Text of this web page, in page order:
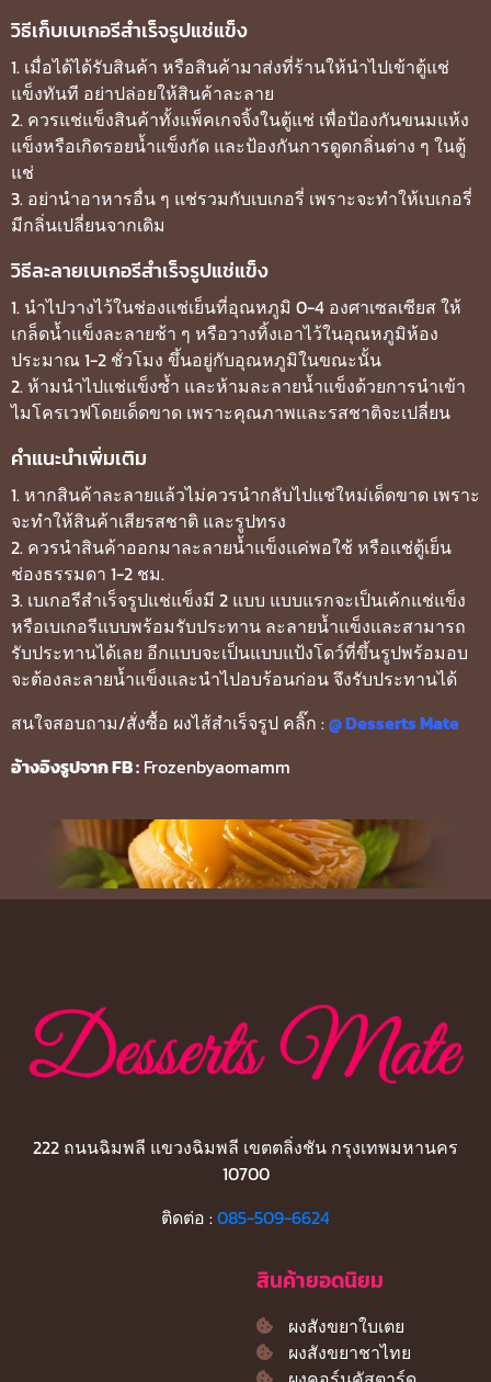
วิธีเก็บเบเกอรีสำเร็จรูปแช่แข็ง
1. เมื่อได้ได้รับสินค้า หรือสินค้ามาส่งที่ร้านให้นำไปเข้าตู้แช่
แข็งทันที อย่าปล่อยให้สินค้าละลาย
2. ควรแช่แข็งสินค้าทั้งแพ็คเกจจิ้งในตู้แช่ เพื่อป้องกันขนมแห้ง
แข็งหรือเกิดรอยน้ำแข็งกัด และป้องกันการดูดกลิ่นต่าง ๆ ในตู้
แช่
3. อย่านำอาหารอื่น ๆ แช่รวมกับเบเกอรี่ เพราะจะทำให้เบเกอรี่
มีกลิ่นเปลี่ยนจากเดิม
วิธีละลายเบเกอรีสำเร็จรูปแช่แข็ง
1. นำไปวางไว้ในช่องแช่เย็นที่อุณหภูมิ 0-4 องศาเซลเซียส ให้
เกล็ดน้ำแข็งละลายช้า ๆ หรือวางทิ้งเอาไว้ในอุณหภูมิห้อง
ประมาณ 1-2 ชั่วโมง ขึ้นอยู่กับอุณหภูมิในขณะนั้น
2. ห้ามนำไปแช่แข็งซ้ำ และห้ามละลายน้ำแข็งด้วยการนำเข้า
ไมโครเวฟโดยเด็ดขาด เพราะคุณภาพและรสชาติจะเปลี่ยน
คำแนะนำเพิ่มเติม
1. หากสินค้าละลายแล้วไม่ควรนำกลับไปแช่ใหม่เด็ดขาด เพราะ
จะทำให้สินค้าเสียรสชาติ และรูปทรง
2. ควรนำสินค้าออกมาละลายน้ำแข็งแค่พอใช้ หรือแช่ตู้เย็น
ช่องธรรมดา 1-2 ชม.
3. เบเกอรีสำเร็จรูปแช่แข็งมี 2 แบบ แบบแรกจะเป็นเค้กแช่แข็ง
หรือเบเกอรีแบบพร้อมรับประทาน ละลายน้ำแข็งและสามารถ
รับประทานได้เลย อีกแบบจะเป็นแบบแป้งโดว์ที่ขึ้นรูปพร้อมอบ
จะต้องละลายน้ำแข็งและนำไปอบร้อนก่อน จึงรับประทานได้
สนใจสอบถาม/สั่งซื้อ ผงไส้สำเร็จรูป คลิ๊ก :@ Desserts Mate
อ้างอิงรูปจาก FB : Frozenbyaomamm
222 ถนนฉิมพลี แขวงฉิมพลี เขตตลิ่งชัน กรุงเทพมหานคร
10700
ติดต่อ :085-509-6624
สินค้ายอดนิยม
ผงสังขยาใบเตย
ผงสังขยาชาไทย